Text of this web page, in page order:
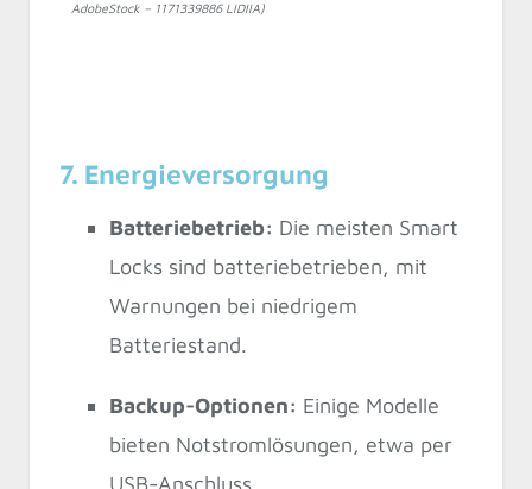
AdobeStock – 1171339886 LIDIIA)
7. Energieversorgung
Batteriebetrieb: Die meisten Smart
Locks sind batteriebetrieben, mit
Warnungen bei niedrigem
Batteriestand.
Backup-Optionen: Einige Modelle
bieten Notstromlösungen, etwa per